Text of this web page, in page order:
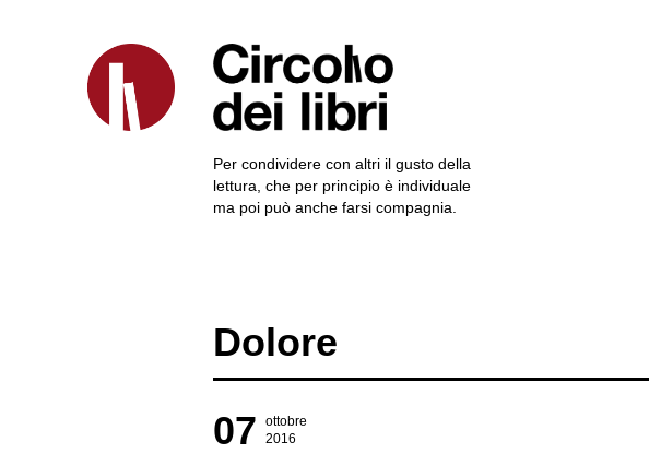
Per condividere con altri il gusto della
lettura, che per principio è individuale
ma poi può anche farsi compagnia.
Dolore
07
ottobre
2016